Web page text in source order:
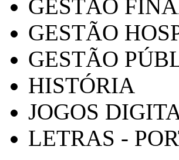
GESTÃO
GESTÃO
GESTÃO
HISTÓRIA
JOGOS
LETRAS -